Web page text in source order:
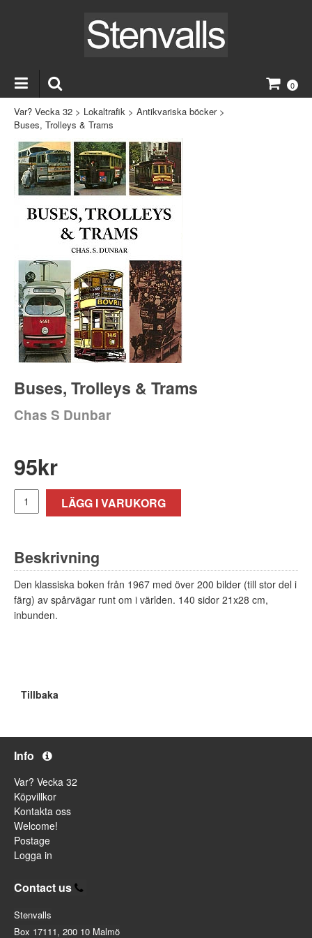
0
Var? Vecka 32 > Lokaltrafik > Antikvariska böcker>
Buses, Trolleys & Trams
Buses, Trolleys & Trams
Chas S Dunbar
95kr
LÄGG I VARUKORG
Beskrivning
Den klassiska boken från 1967 med över 200 bilder (till stor del i
färg) av spårvägar runt om i världen. 140 sidor 21x28 cm,
inbunden.
Tillbaka
Info
Var? Vecka 32
Köpvillkor
Kontakta oss
Welcome!
Postage
Logga in
Contact us
Stenvalls
Box 17111, 200 10 Malmö